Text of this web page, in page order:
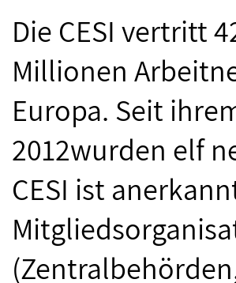
Die CESI vertritt
Millionen
Europa. Seit
2012wurden elf
CESI ist